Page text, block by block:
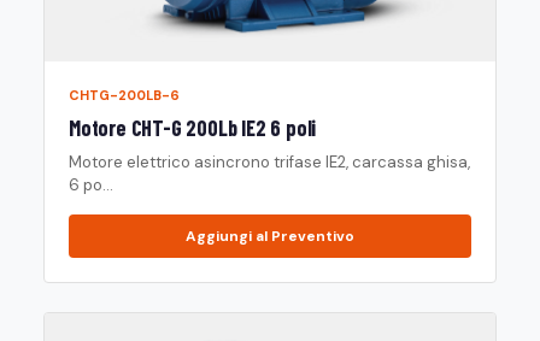
CHTG-200LB-6
Motore CHT-G 200Lb IE2 6 poli
Motore elettrico asincrono trifase IE2, carcassa ghisa,
6 po...
Aggiungi al Preventivo